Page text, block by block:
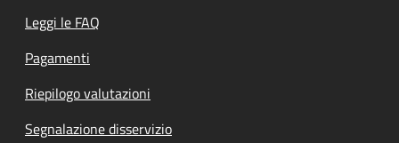
Leggi le FAQ
Pagamenti
Riepilogo valutazioni
Segnalazione disservizio